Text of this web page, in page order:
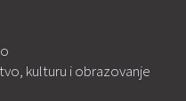
kulturu i obrazovanje